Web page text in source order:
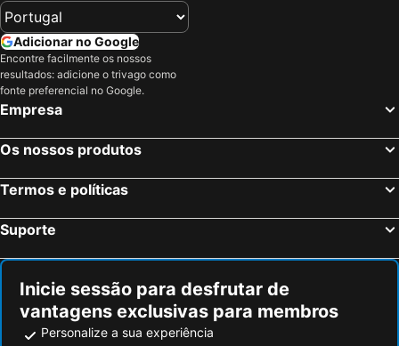
Luxemburgo Cidade, Hotéis
Bettembourg, Hotéis
Esch-sur-Alzette, Hotéis
Niederanven, Hotéis
Metz, Lorena Hotéis
Arlon, Valónia Hotéis
Estrasburgo, Alsácia Hotéis
Montévrain, França Hotéis
Serris, França Hotéis
Adicionar no Google
Encontre facilmente os nossos
resultados: adicione o trivago como
fonte preferencial no Google.
Empresa
Os nossos produtos
Termos e políticas
Suporte
Inicie sessão para desfrutar de
vantagens exclusivas para membros
Personalize a sua experiência